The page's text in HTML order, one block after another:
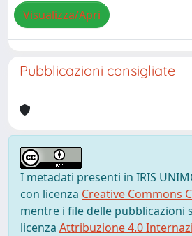
Visualizza/Apri
Pubblicazioni consigliate
I metadati presenti in IRIS
con licenza Creative Commons
mentre i file delle pubblicazioni
licenza Attribuzione 4.0